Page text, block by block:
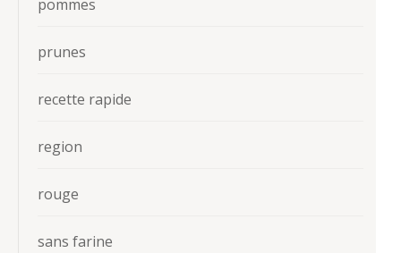
pommes
prunes
recette rapide
region
rouge
sans farine